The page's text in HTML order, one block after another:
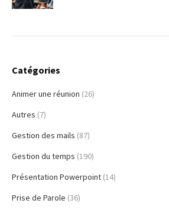
Catégories
Animer une réunion (26)
Autres (7)
Gestion des mails (87)
Gestion du temps (190)
Présentation Powerpoint (14)
Prise de Parole (36)